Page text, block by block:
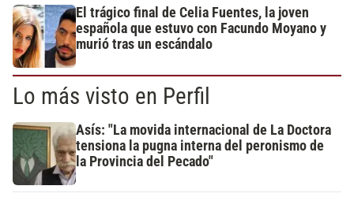
El trágico final de Celia Fuentes, la joven
española que estuvo con Facundo Moyano y
murió tras un escándalo
Lo más visto en Perfil
Asís: "La movida internacional de La Doctora
tensiona la pugna interna del peronismo de
la Provincia del Pecado"